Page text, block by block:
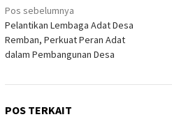
Navigasi
pos
Pos sebelumnya
Pelantikan Lembaga Adat Desa
Remban, Perkuat Peran Adat
dalam Pembangunan Desa
POS TERKAIT